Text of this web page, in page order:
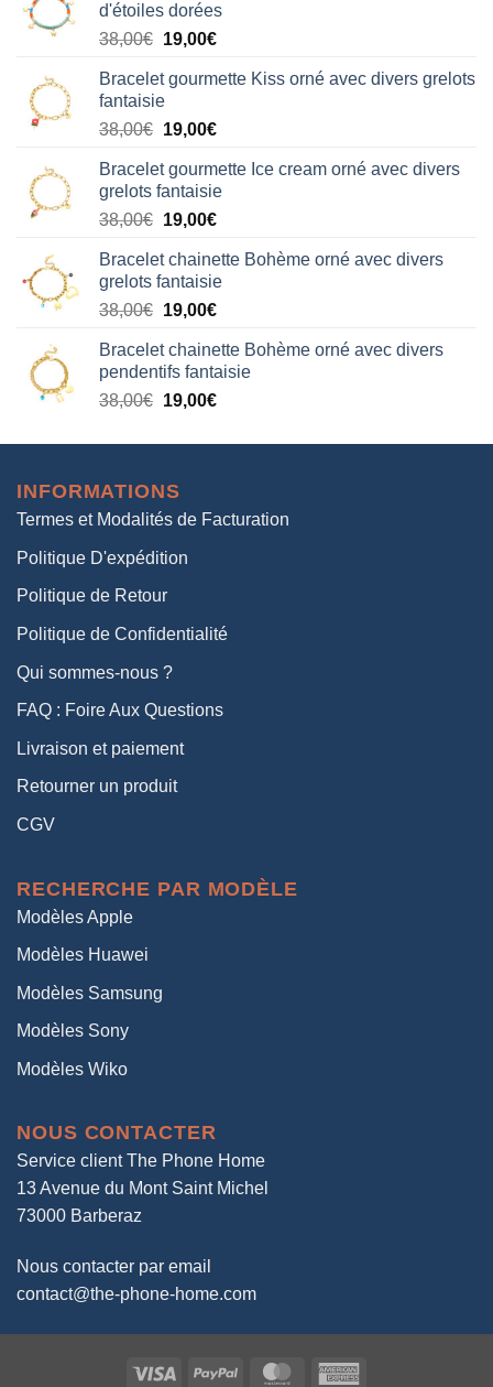
d'étoiles dorées
38,00€ Le
initial
était :
38,00€.
19,00€Le
actuel
19,00€.
Bracelet gourmette Kiss orné avec divers grelots
fantaisie
38,00€ Le
initial
était :
38,00€.
19,00€Le
actuel
est :
19,00€.
Bracelet gourmette Ice cream orné avec divers
grelots fantaisie
38,00€ Le
initial
était :
38,00€.
19,00€Le
actuel
est :
19,00€.
Bracelet chainette Bohème orné avec divers
grelots fantaisie
38,00€ Le
initial
était :
38,00€.
19,00€Le
actuel
est :
19,00€.
Bracelet chainette Bohème orné avec divers
pendentifs fantaisie
38,00€ Le
initial
38,00€.
19,00€Le
actuel
INFORMATIONS
Termes et Modalités de Facturation
Politique D'expédition
Politique de Retour
Politique de Confidentialité
Qui sommes-nous ?
FAQ : Foire Aux Questions
Livraison et paiement
Retourner un produit
CGV
RECHERCHE PAR MODÈLE
Modèles Apple
Modèles Huawei
Modèles Samsung
Modèles Sony
Modèles Wiko
NOUS CONTACTER
Service client The Phone Home
13 Avenue du Mont Saint Michel
73000 Barberaz
Nous contacter par email
contact@the-phone-home.com
Visa PayPal MasterCard